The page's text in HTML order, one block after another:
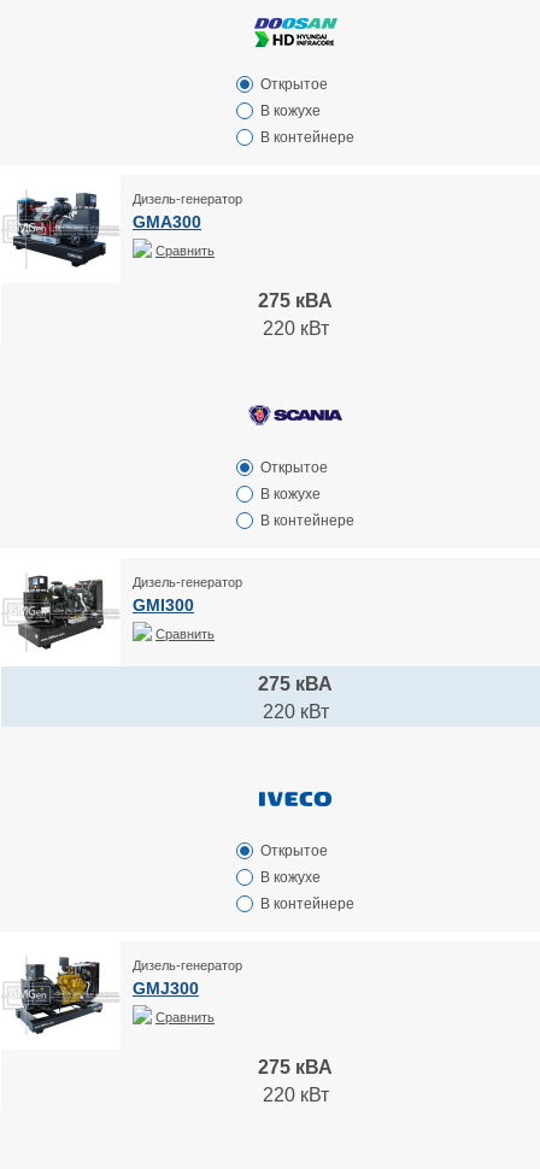
Открытое
В кожухе
В контейнере
Дизель-генератор
GMA300
Сравнить
275 кВА
220 кВт
Открытое
В кожухе
В контейнере
Дизель-генератор
GMI300
Сравнить
275 кВА
220 кВт
Открытое
В кожухе
В контейнере
Дизель-генератор
GMJ300
Сравнить
275 кВА
220 кВт